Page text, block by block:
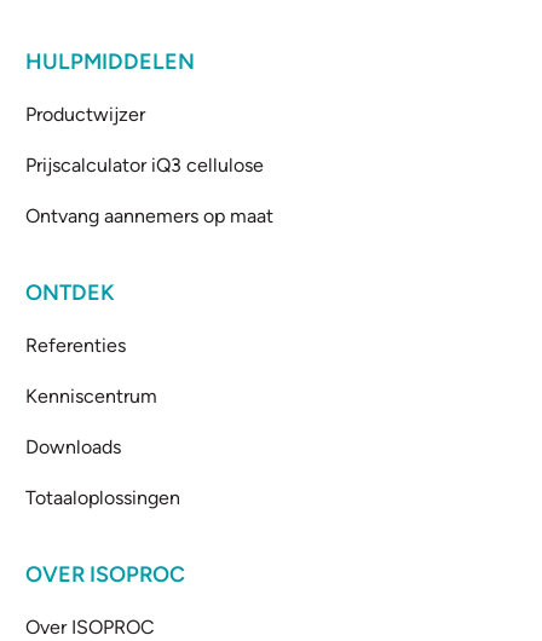
HULPMIDDELEN
Productwijzer
Prijscalculator iQ3 cellulose
Ontvang aannemers op maat
ONTDEK
Referenties
Kenniscentrum
Downloads
Totaaloplossingen
OVER ISOPROC
Over ISOPROC